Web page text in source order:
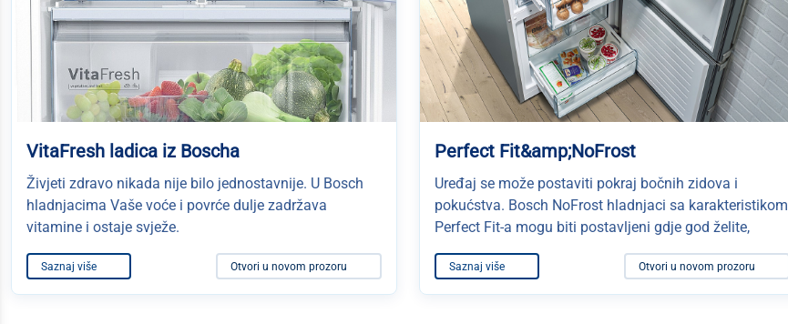
VitaFresh ladica iz Boscha
Živjeti zdravo nikada nije bilo jednostavnije. U Bosch
hladnjacima Vaše voće i povrće dulje zadržava
vitamine i ostaje svježe.
Saznaj više Otvori u novom prozoru
Perfect Fit&amp;NoFrost
Uređaj se može postaviti pokraj bočnih zidova i
pokućstva. Bosch NoFrost hladnjaci sa karakteristikom
Perfect Fit-a mogu biti postavljeni gdje god želite,
Saznaj više Otvori u novom prozoru